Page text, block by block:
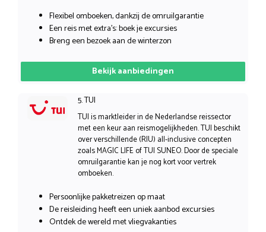
Flexibel omboeken, dankzij de omruilgarantie
Een reis met extra’s: boek je excursies
Breng een bezoek aan de winterzon
Bekijk aanbiedingen
5. TUI
TUI is marktleider in de Nederlandse reissector
met een keur aan reismogelijkheden. TUI beschikt
over verschillende (RIU) all-inclusive concepten
zoals MAGIC LIFE of TUI SUNEO. Door de speciale
omruilgarantie kan je nog kort voor vertrek
omboeken.
Persoonlijke pakketreizen op maat
De reisleiding heeft een uniek aanbod excursies
Ontdek de wereld met vliegvakanties